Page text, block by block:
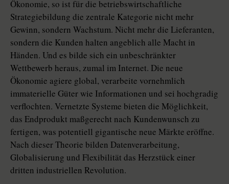
Ökonomie, so ist für die betriebswirtschaftliche
Strategiebildung die zentrale Kategorie nicht mehr
Gewinn, sondern Wachstum. Nicht mehr die Lieferanten,
sondern die Kunden halten angeblich alle Macht in
Händen. Und es bilde sich ein unbeschränkter
Wettbewerb heraus, zumal im Internet. Die neue
Ökonomie agiere global, verarbeite vornehmlich
immaterielle Güter wie Informationen und sei hochgradig
verflochten. Vernetzte Systeme bieten die Möglichkeit,
das Endprodukt maßgerecht nach Kundenwunsch zu
fertigen, was potentiell gigantische neue Märkte eröffne.
Nach dieser Theorie bilden Datenverarbeitung,
Globalisierung und Flexibilität das Herzstück einer
dritten industriellen Revolution.